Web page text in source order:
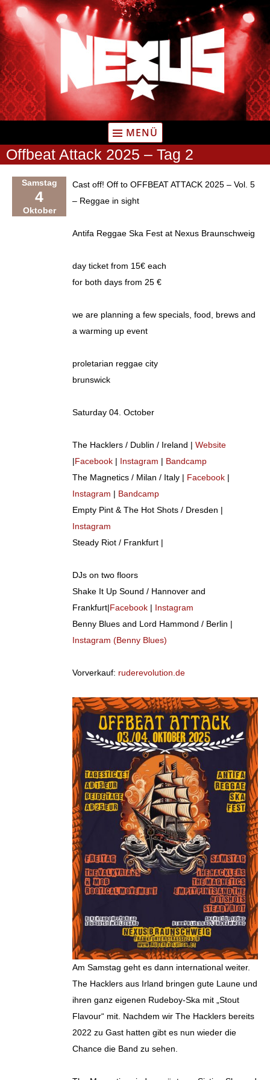
Zum
Inhalt
springen
MENÜ
Offbeat Attack 2025 – Tag 2
Samstag
4
Oktober
Cast off! Off to OFFBEAT ATTACK 2025 – Vol. 5
– Reggae in sight
Antifa Reggae Ska Fest at Nexus Braunschweig
day ticket from 15€ each
for both days from 25 €
we are planning a few specials, food, brews and
a warming up event
proletarian reggae city
brunswick
Saturday 04. October
The Hacklers / Dublin / Ireland | Website
|Facebook | Instagram | Bandcamp
The Magnetics / Milan / Italy | Facebook |
Instagram | Bandcamp
Empty Pint & The Hot Shots / Dresden |
Instagram
Steady Riot / Frankfurt |
DJs on two floors
Shake It Up Sound / Hannover and
Frankfurt|Facebook | Instagram
Benny Blues and Lord Hammond / Berlin |
Instagram (Benny Blues)
Vorverkauf: ruderevolution.de
Am Samstag geht es dann international weiter.
The Hacklers aus Irland bringen gute Laune und
ihren ganz eigenen Rudeboy-Ska mit „Stout
Flavour“ mit. Nachdem wir The Hacklers bereits
2022 zu Gast hatten gibt es nun wieder die
Chance die Band zu sehen.